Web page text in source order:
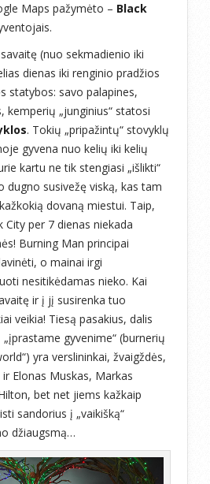
Maps pažymėto – Black
(nuo sekmadienio iki
dienas iki renginio pradžios
statybos: savo palapines,
kemperių „junginius“ statosi
. Tokių „pripažintų“ stovyklų
gyvena nuo kelių iki kelių
kartu ne tik stengiasi „išlikti“
dugno susivežę viską, kas tam
dovaną miestui. Taip,
City per 7 dienas niekada
Burning Man principai
o mainai irgi
nesitikėdamas nieko. Kai
ir į jį susirenka tuo
veikia! Tiesą pasakius, dalis
gyvenime“ (burnerių
yra verslininkai, žvaigždės,
Elonas Muskas, Markas
bet net jiems kažkaip
sandorius į „vaikišką“
džiaugsmą…